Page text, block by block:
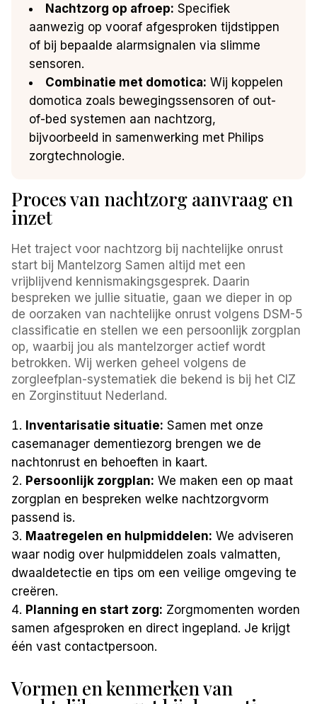
Nachtzorg op afroep: Specifiek
aanwezig op vooraf afgesproken tijdstippen
of bij bepaalde alarmsignalen via slimme
sensoren.
Combinatie met domotica: Wij koppelen
domotica zoals bewegingssensoren of out-
of-bed systemen aan nachtzorg,
bijvoorbeeld in samenwerking met Philips
zorgtechnologie.
Proces van nachtzorg aanvraag en
inzet
Het traject voor nachtzorg bij nachtelijke onrust
start bij Mantelzorg Samen altijd met een
vrijblijvend kennismakingsgesprek. Daarin
bespreken we jullie situatie, gaan we dieper in op
de oorzaken van nachtelijke onrust volgens DSM-5
classificatie en stellen we een persoonlijk zorgplan
op, waarbij jou als mantelzorger actief wordt
betrokken. Wij werken geheel volgens de
zorgleefplan-systematiek die bekend is bij het CIZ
en Zorginstituut Nederland.
Inventarisatie situatie: Samen met onze
casemanager dementiezorg brengen we de
nachtonrust en behoeften in kaart.
Persoonlijk zorgplan: We maken een op maat
zorgplan en bespreken welke nachtzorgvorm
passend is.
Maatregelen en hulpmiddelen: We adviseren
waar nodig over hulpmiddelen zoals valmatten,
dwaaldetectie en tips om een veilige omgeving te
creëren.
Planning en start zorg: Zorgmomenten worden
samen afgesproken en direct ingepland. Je krijgt
één vast contactpersoon.
Vormen en kenmerken van